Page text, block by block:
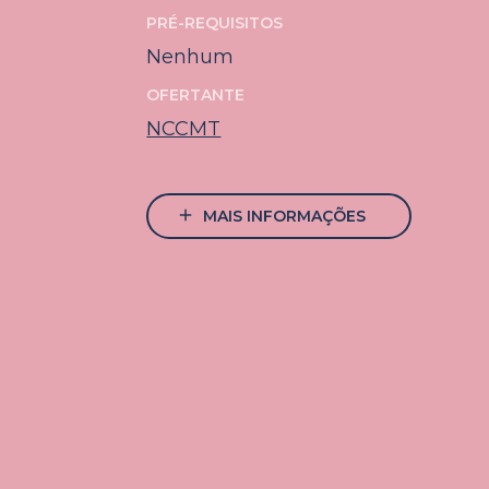
PRÉ-REQUISITOS
Nenhum
OFERTANTE
NCCMT
add MAIS INFORMAÇÕES